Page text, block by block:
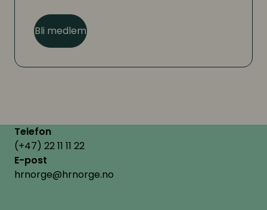
Bli medlem
Telefon
(+47) 22 11 11 22
E-post
hrnorge@hrnorge.no